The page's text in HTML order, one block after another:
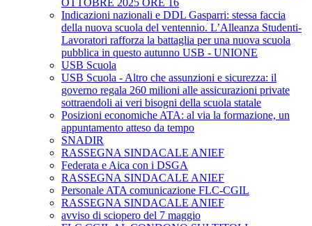
OTTOBRE 2025 ORE 16
Indicazioni nazionali e DDL Gasparri: stessa faccia
della nuova scuola del ventennio. L’Alleanza Studenti-
Lavoratori rafforza la battaglia per una nuova scuola
pubblica in questo autunno USB - UNIONE
USB Scuola
USB Scuola - Altro che assunzioni e sicurezza: il
governo regala 260 milioni alle assicurazioni private
sottraendoli ai veri bisogni della scuola statale
Posizioni economiche ATA: al via la formazione, un
appuntamento atteso da tempo
SNADIR
RASSEGNA SINDACALE ANIEF
Federata e Aica con i DSGA
RASSEGNA SINDACALE ANIEF
Personale ATA comunicazione FLC-CGIL
RASSEGNA SINDACALE ANIEF
avviso di sciopero del 7 maggio